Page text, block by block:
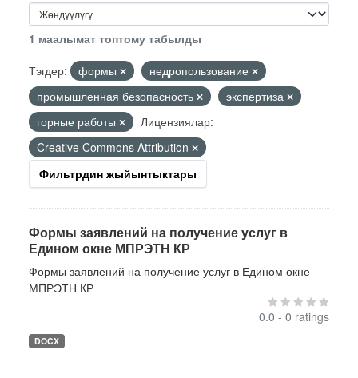
1 маалымат топтому табылды
Тэгдер:
формы
недропользование
промышленная безопасность
экспертиза
горные работы
Лицензиялар:
Creative Commons Attribution
Фильтрдин жыйынтыктары
Формы заявлений на получение услуг в
Едином окне МПРЭТН КР
Формы заявлений на получение услуг в Едином окне
МПРЭТН КР
0.0 - 0 ratings
DOCX